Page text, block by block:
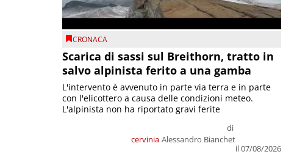
CRONACA
Scarica di sassi sul Breithorn, tratto in
salvo alpinista ferito a una gamba
cervinia
di
Alessandro Bianchet
il 07/08/2026
L'intervento è avvenuto in parte via terra e in parte
con l'elicottero a causa delle condizioni meteo.
L'alpinista non ha riportato gravi ferite